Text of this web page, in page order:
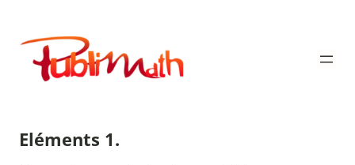
contenu
Publimath
Eléments 1.